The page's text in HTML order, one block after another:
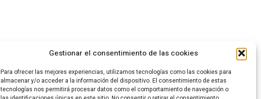
Gestionar el consentimiento de las cookies
Para ofrecer las mejores experiencias, utilizamos tecnologías como las cookies para
almacenar y/o acceder a la información del dispositivo. El consentimiento de estas
tecnologías nos permitirá procesar datos como el comportamiento de navegación o